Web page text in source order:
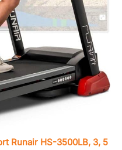
Runair HS-3500LB, 3, 5